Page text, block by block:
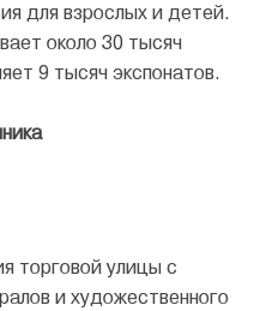
для взрослых и детей.
около 30 тысяч
9 тысяч экспонатов.
торговой улицы с
и художественного